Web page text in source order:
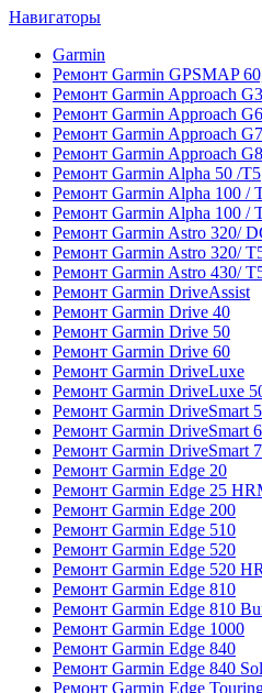
Навигаторы
Garmin
Ремонт Garmin GPSMAP
Ремонт Garmin Approach G3
Ремонт Garmin Approach G6
Ремонт Garmin Approach G7
Ремонт Garmin Approach G8
Ремонт Garmin Alpha 50 /T5
Ремонт Garmin Alpha 100 /
Ремонт Garmin Alpha 100 /
Ремонт Garmin Astro 320/
Ремонт Garmin Astro 320/
Ремонт Garmin Astro 430/
Ремонт Garmin DriveAssist
Ремонт Garmin Drive 40
Ремонт Garmin Drive 50
Ремонт Garmin Drive 60
Ремонт Garmin DriveLuxe
Ремонт Garmin DriveLuxe
Ремонт Garmin DriveSmart
Ремонт Garmin DriveSmart
Ремонт Garmin DriveSmart
Ремонт Garmin Edge 20
Ремонт Garmin Edge 25
Ремонт Garmin Edge 200
Ремонт Garmin Edge 510
Ремонт Garmin Edge 520
Ремонт Garmin Edge 520
Ремонт Garmin Edge 810
Ремонт Garmin Edge 810
Ремонт Garmin Edge 1000
Ремонт Garmin Edge 840
Ремонт Garmin Edge 840
Ремонт Garmin Edge